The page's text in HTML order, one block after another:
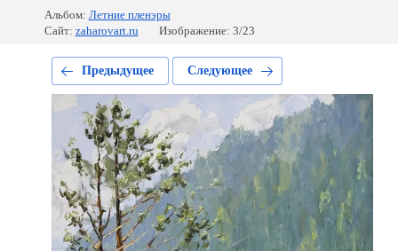
Альбом: Летние пленэры
Сайт: zaharovart.ru Изображение: 3/23
Предыдущее Следующее